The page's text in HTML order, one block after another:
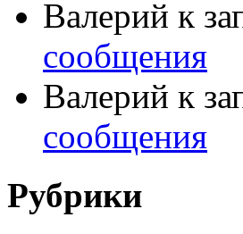
Валерий к
сообщения
Валерий к
сообщения
Рубрики